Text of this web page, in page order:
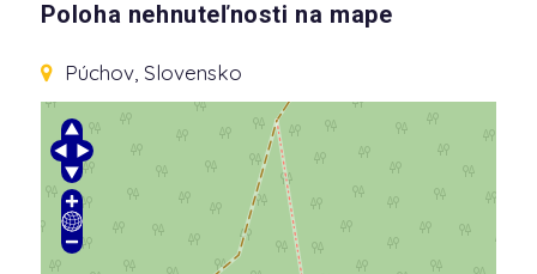
Poloha nehnuteľnosti na mape
Púchov, Slovensko